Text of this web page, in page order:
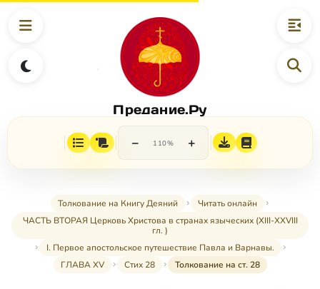
Предание.Ру
− 110% +
Толкование на Книгу Деяний
Читать онлайн
ЧАСТЬ ВТОРАЯ Церковь Христова в странах языческих (XIII-XXVIII
гл. )
I. Первое апостольское путешествие Павла и Варнавы.
ГЛАВА XV
Стих 28 Толкование на ст. 28